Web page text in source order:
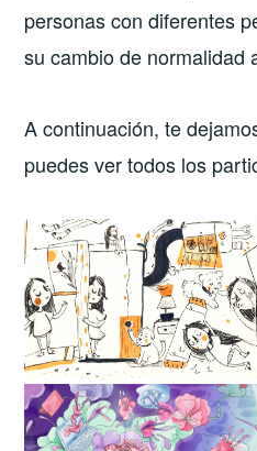
personas con diferentes
su cambio de normalidad
A continuación, te
puedes ver todos los